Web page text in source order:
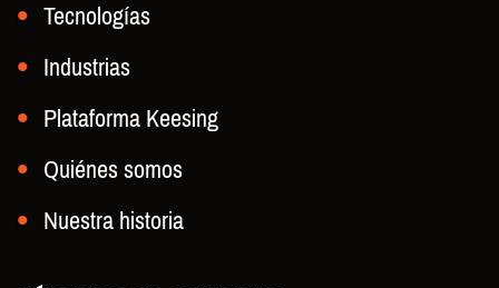
Tecnologías
Industrias
Plataforma Keesing
Quiénes somos
Nuestra historia